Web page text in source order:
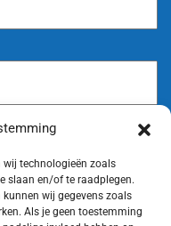
wij technologieën zoals
slaan en/of te raadplegen.
wij gegevens zoals
Als je geen toestemming